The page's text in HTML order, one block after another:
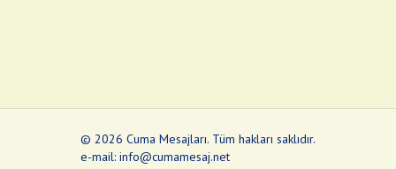
© 2026 Cuma Mesajları. Tüm hakları saklıdır.
e-mail: info@cumamesaj.net